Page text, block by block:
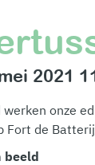
2021
onze
Fort de
beeld